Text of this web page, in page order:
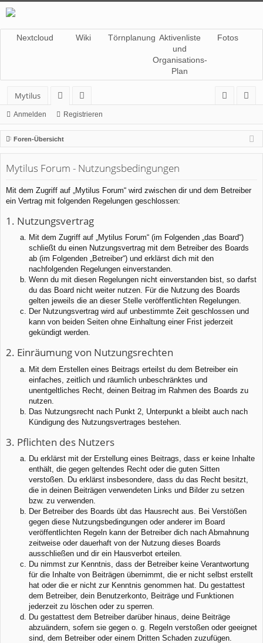
Nextcloud Wiki Törnplanung Aktivenliste
und
Organisations-
Plan
Fotos
Mytilus
or
en
itg
lie
de
r
m
el
n
ist
rie
n
Anmelden Registrieren
Foren-Übersicht
Mytilus Forum - Nutzungsbedingungen
Mit dem Zugriff auf „Mytilus Forum“ wird zwischen dir und dem Betreiber
ein Vertrag mit folgenden Regelungen geschlossen:
1. Nutzungsvertrag
Mit dem Zugriff auf „Mytilus Forum“ (im Folgenden „das Board“)
schließt du einen Nutzungsvertrag mit dem Betreiber des Boards
ab (im Folgenden „Betreiber“) und erklärst dich mit den
nachfolgenden Regelungen einverstanden.
Wenn du mit diesen Regelungen nicht einverstanden bist, so darfst
du das Board nicht weiter nutzen. Für die Nutzung des Boards
gelten jeweils die an dieser Stelle veröffentlichten Regelungen.
Der Nutzungsvertrag wird auf unbestimmte Zeit geschlossen und
kann von beiden Seiten ohne Einhaltung einer Frist jederzeit
gekündigt werden.
2. Einräumung von Nutzungsrechten
Mit dem Erstellen eines Beitrags erteilst du dem Betreiber ein
einfaches, zeitlich und räumlich unbeschränktes und
unentgeltliches Recht, deinen Beitrag im Rahmen des Boards zu
nutzen.
Das Nutzungsrecht nach Punkt 2, Unterpunkt a bleibt auch nach
Kündigung des Nutzungsvertrages bestehen.
3. Pflichten des Nutzers
Du erklärst mit der Erstellung eines Beitrags, dass er keine Inhalte
enthält, die gegen geltendes Recht oder die guten Sitten
verstoßen. Du erklärst insbesondere, dass du das Recht besitzt,
die in deinen Beiträgen verwendeten Links und Bilder zu setzen
bzw. zu verwenden.
Der Betreiber des Boards übt das Hausrecht aus. Bei Verstößen
gegen diese Nutzungsbedingungen oder anderer im Board
veröffentlichten Regeln kann der Betreiber dich nach Abmahnung
zeitweise oder dauerhaft von der Nutzung dieses Boards
ausschließen und dir ein Hausverbot erteilen.
Du nimmst zur Kenntnis, dass der Betreiber keine Verantwortung
für die Inhalte von Beiträgen übernimmt, die er nicht selbst erstellt
hat oder die er nicht zur Kenntnis genommen hat. Du gestattest
dem Betreiber, dein Benutzerkonto, Beiträge und Funktionen
jederzeit zu löschen oder zu sperren.
Du gestattest dem Betreiber darüber hinaus, deine Beiträge
abzuändern, sofern sie gegen o. g. Regeln verstoßen oder geeignet
sind, dem Betreiber oder einem Dritten Schaden zuzufügen.